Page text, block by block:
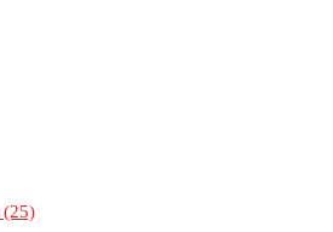
(25)